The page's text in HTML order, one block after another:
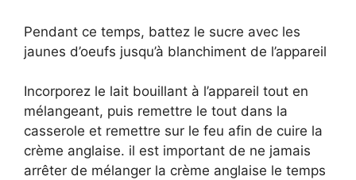
Pendant ce temps, battez le sucre avec les
jaunes d’oeufs jusqu’à blanchiment de l’appareil
Incorporez le lait bouillant à l’appareil tout en
mélangeant, puis remettre le tout dans la
casserole et remettre sur le feu afin de cuire la
crème anglaise. il est important de ne jamais
arrêter de mélanger la crème anglaise le temps